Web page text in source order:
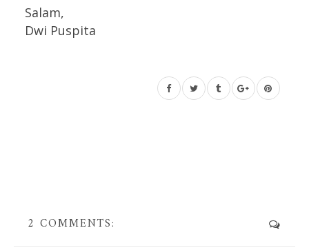
Salam,
Dwi Puspita
2 COMMENTS: